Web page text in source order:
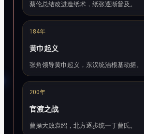
蔡伦总结改进造纸术，纸张逐渐普及。
184年
黄巾起义
张角领导黄巾起义，东汉统治根基动摇。
200年
官渡之战
曹操大败袁绍，北方逐步统一于曹氏。